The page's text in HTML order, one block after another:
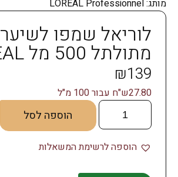
לוריאל שמפו לשיער
מתולתל 500 מל LOREAL
₪139
27.80ש"ח עבור 100 מ"ל
הוספה לסל
הוספה לרשימת המשאלות
מותג:LOREAL Professionnel